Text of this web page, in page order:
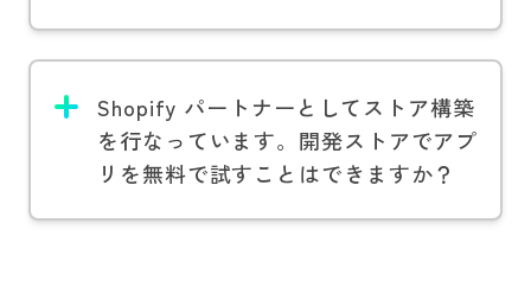
Shopify パートナーとしてストア構築
を行なっています。開発ストアでアプ
リを無料で試すことはできますか？